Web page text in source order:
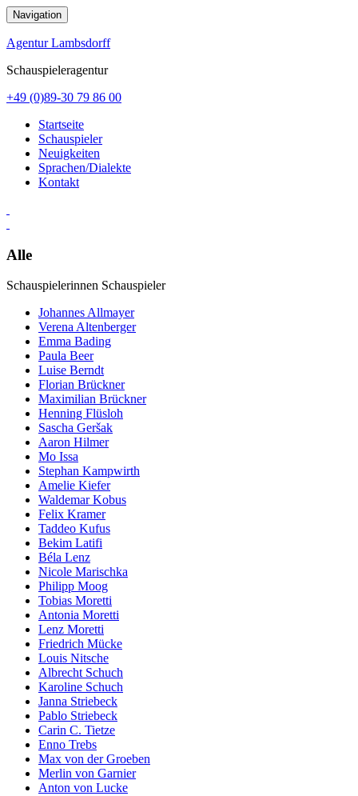
Zum
Inhalt
springen
Navigation
Agentur Lambsdorff
Schauspieleragentur
+49 (0)89-30 79 86 00
Startseite
Schauspieler
Neuigkeiten
Sprachen/Dialekte
Kontakt
Alle
Schauspielerinnen Schauspieler
Johannes Allmayer
Verena Altenberger
Emma Bading
Paula Beer
Luise Berndt
Florian Brückner
Maximilian Brückner
Henning Flüsloh
Sascha Geršak
Aaron Hilmer
Mo Issa
Stephan Kampwirth
Amelie Kiefer
Waldemar Kobus
Felix Kramer
Taddeo Kufus
Bekim Latifi
Béla Lenz
Nicole Marischka
Philipp Moog
Tobias Moretti
Antonia Moretti
Lenz Moretti
Friedrich Mücke
Louis Nitsche
Albrecht Schuch
Karoline Schuch
Janna Striebeck
Pablo Striebeck
Carin C. Tietze
Enno Trebs
Max von der Groeben
Merlin von Garnier
Anton von Lucke